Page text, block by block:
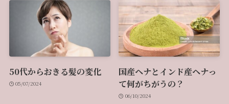
50代からおきる髪の変化
05/07/2024
国産ヘナとインド産ヘナっ
て何がちがうの？
06/10/2024